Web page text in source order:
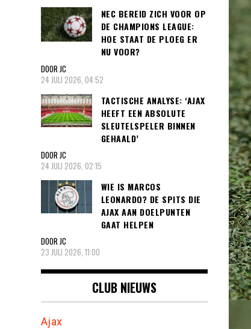
NEC BEREID ZICH VOOR OP
DE CHAMPIONS LEAGUE:
HOE STAAT DE PLOEG ER
NU VOOR?
DOOR JC
24 JULI 2026, 04:52
TACTISCHE ANALYSE: ‘AJAX
HEEFT EEN ABSOLUTE
SLEUTELSPELER BINNEN
GEHAALD’
DOOR JC
24 JULI 2026, 02:15
WIE IS MARCOS
LEONARDO? DE SPITS DIE
AJAX AAN DOELPUNTEN
GAAT HELPEN
DOOR JC
23 JULI 2026, 11:00
CLUB NIEUWS
Ajax